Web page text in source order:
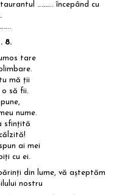
……….. începând cu
8.
tare
mă ții
o să fii.
nume.
sfințită
ai mei
cu ei.
din lume, vă așteptăm
nostru